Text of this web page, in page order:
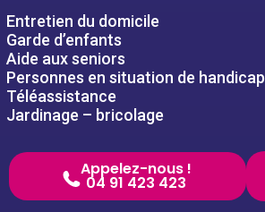
Entretien du domicile
Garde d’enfants
Aide aux seniors
Personnes en situation de handicap
Téléassistance
Jardinage – bricolage
Appelez-nous !
04 91 423 423